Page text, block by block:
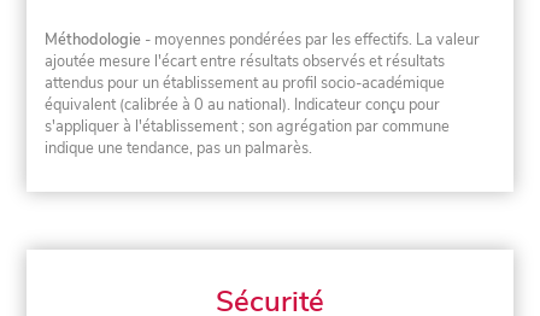
Méthodologie - moyennes pondérées par les effectifs. La valeur
ajoutée mesure l'écart entre résultats observés et résultats
attendus pour un établissement au profil socio-académique
équivalent (calibrée à 0 au national). Indicateur conçu pour
s'appliquer à l'établissement ; son agrégation par commune
indique une tendance, pas un palmarès.
Sécurité